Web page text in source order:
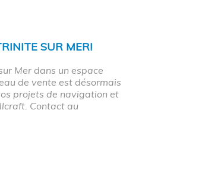
SUR MER!
Mer dans un espace
de vente est désormais
projets de navigation et
Contact au